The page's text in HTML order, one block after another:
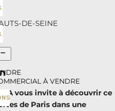
À VENDRE
DE-SEINE
vous invite à découvrir ce
de Paris dans une